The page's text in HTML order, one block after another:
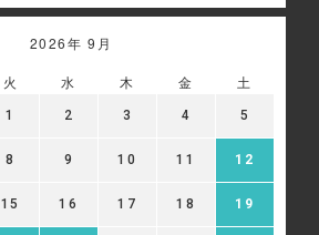
2026年 9月
火 水 木 金 土
1 2 3 4 5
8 9 10 11 12
15 16 17 18 19